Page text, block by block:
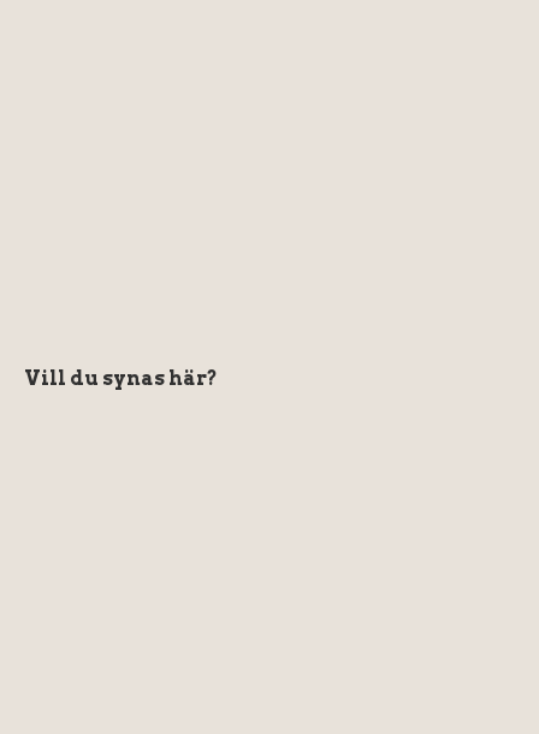
Vill du synas här?